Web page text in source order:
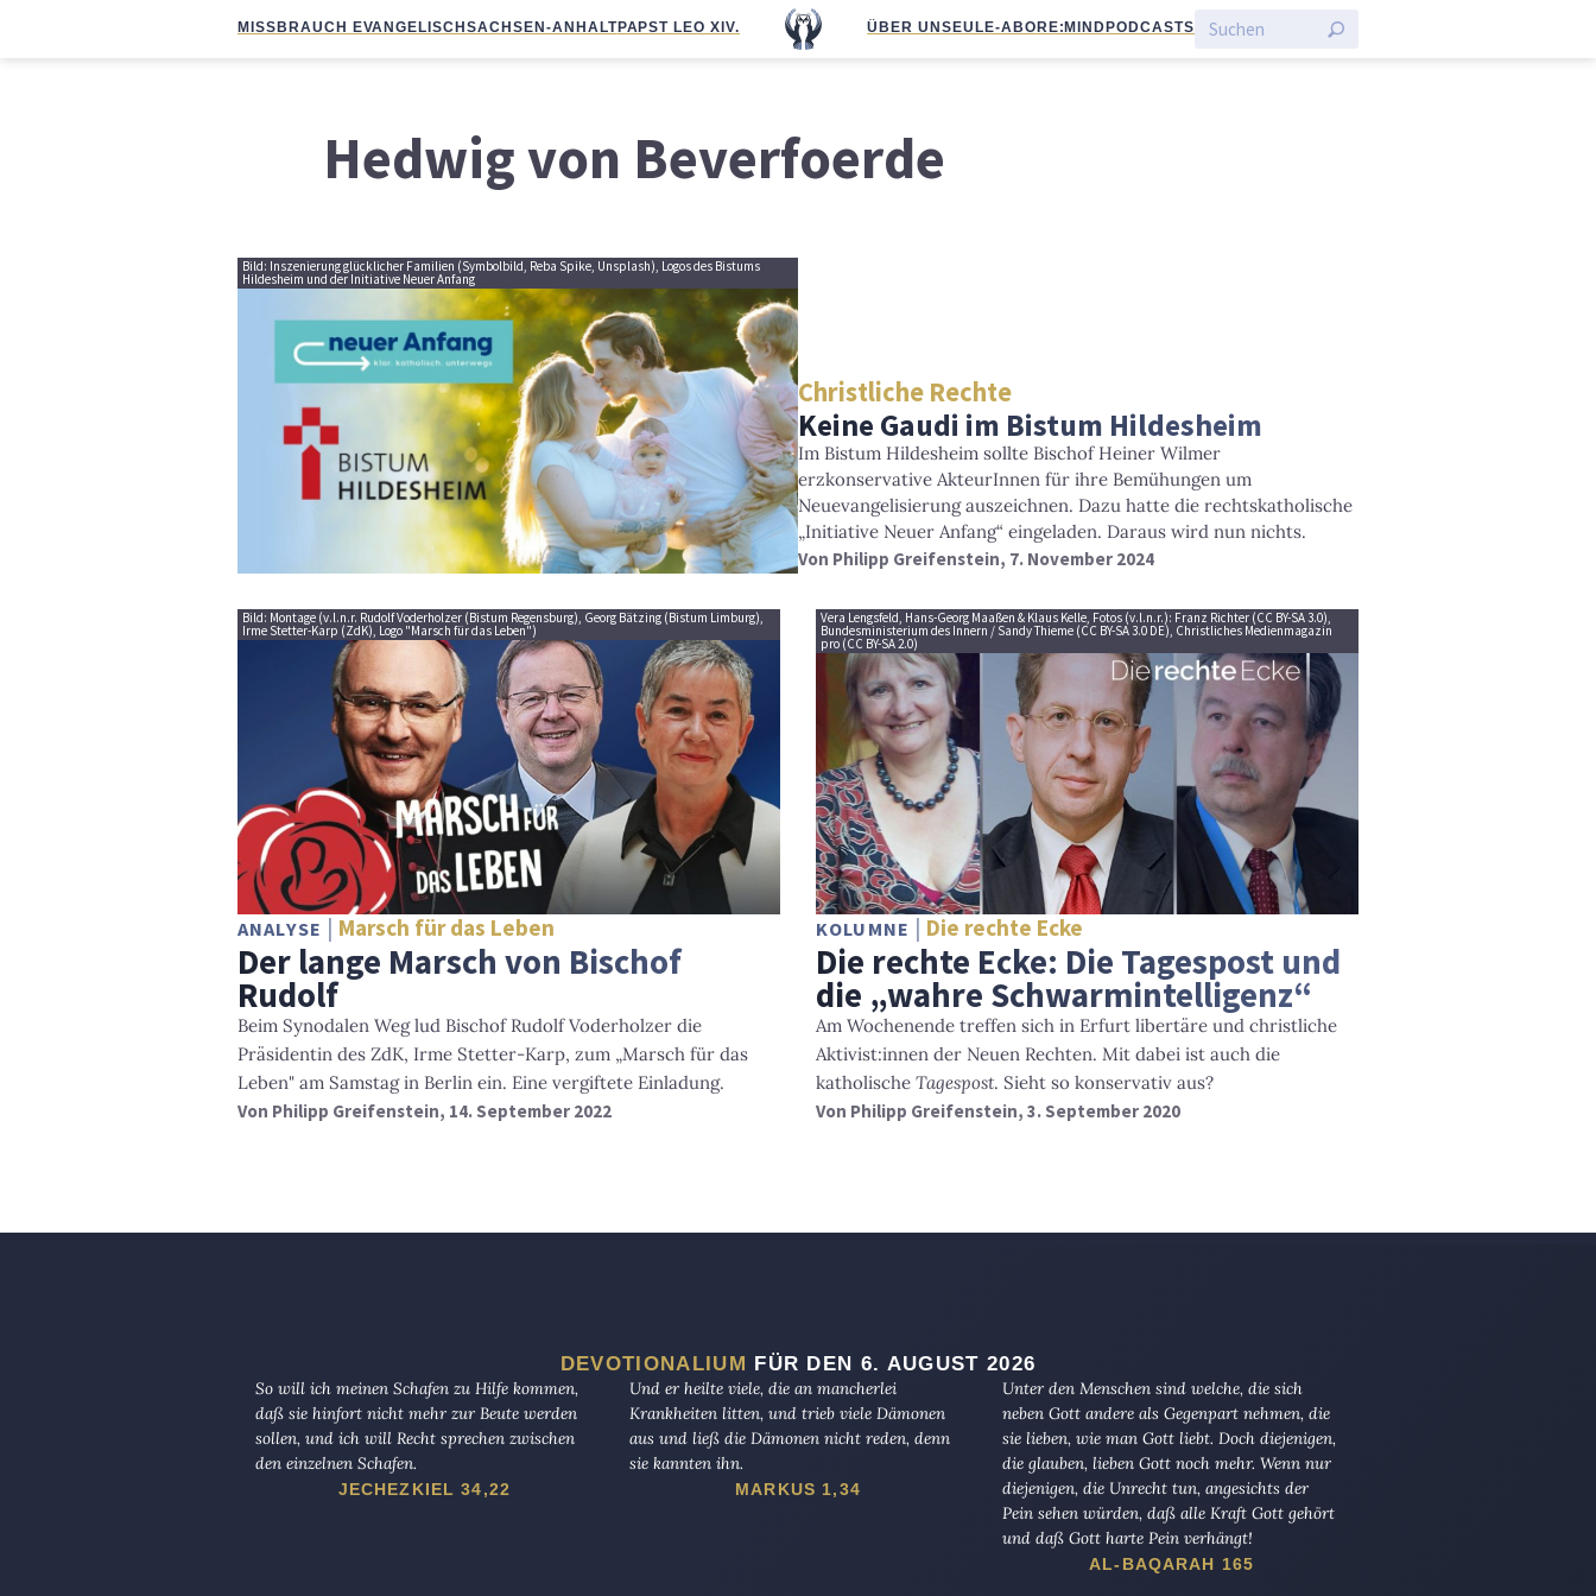
MISSBRAUCH EVANGELISCHSACHSEN-ANHALTPAPST LEO XIV. ÜBER UNS EULE-ABO RE:MIND PODCASTS
Hedwig von Beverfoerde
Bild: Inszenierung glücklicher Familien (Symbolbild, Reba Spike, Unsplash), Logos des Bistums
Hildesheim und der Initiative Neuer Anfang
Christliche Rechte
Keine Gaudi im Bistum Hildesheim
Im Bistum Hildesheim sollte Bischof Heiner Wilmer
erzkonservative AkteurInnen für ihre Bemühungen um
Neuevangelisierung auszeichnen. Dazu hatte die rechtskatholische
„Initiative Neuer Anfang“ eingeladen. Daraus wird nun nichts.
Von Philipp Greifenstein, 7. November 2024
Bild: Montage (v.l.n.r. Rudolf Voderholzer (Bistum Regensburg), Georg Bätzing (Bistum Limburg),
Irme Stetter-Karp (ZdK), Logo "Marsch für das Leben")
ANALYSE Marsch für das Leben
Der lange Marsch von Bischof
Rudolf
Beim Synodalen Weg lud Bischof Rudolf Voderholzer die
Präsidentin des ZdK, Irme Stetter-Karp, zum „Marsch für das
Leben" am Samstag in Berlin ein. Eine vergiftete Einladung.
Von Philipp Greifenstein, 14. September 2022
Vera Lengsfeld, Hans-Georg Maaßen & Klaus Kelle, Fotos (v.l.n.r.): Franz Richter (CC BY-SA 3.0),
Bundesministerium des Innern / Sandy Thieme (CC BY-SA 3.0 DE), Christliches Medienmagazin
pro (CC BY-SA 2.0)
KOLUMNE Die rechte Ecke
Die rechte Ecke: Die Tagespost und
die „wahre Schwarmintelligenz“
Am Wochenende treffen sich in Erfurt libertäre und christliche
Aktivist:innen der Neuen Rechten. Mit dabei ist auch die
katholische Tagespost. Sieht so konservativ aus?
Von Philipp Greifenstein, 3. September 2020
DEVOTIONALIUM FÜR DEN 6. AUGUST 2026
So will ich meinen Schafen zu Hilfe kommen,
daß sie hinfort nicht mehr zur Beute werden
sollen, und ich will Recht sprechen zwischen
den einzelnen Schafen.
JECHEZKIEL 34,22
Und er heilte viele, die an mancherlei
Krankheiten litten, und trieb viele Dämonen
aus und ließ die Dämonen nicht reden, denn
sie kannten ihn.
MARKUS 1,34
Unter den Menschen sind welche, die sich
neben Gott andere als Gegenpart nehmen, die
sie lieben, wie man Gott liebt. Doch diejenigen,
die glauben, lieben Gott noch mehr. Wenn nur
diejenigen, die Unrecht tun, angesichts der
Pein sehen würden, daß alle Kraft Gott gehört
und daß Gott harte Pein verhängt!
AL-BAQARAH 165